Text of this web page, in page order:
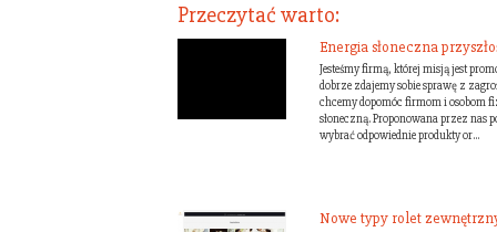
Przeczytać warto:
Energia słoneczna
Jesteśmy firmą, której misją jest
dobrze zdajemy sobie sprawę z
chcemy dopomóc firmom i osobom
słoneczną. Proponowana przez nas
wybrać odpowiednie produkty or...
Nowe typy rolet